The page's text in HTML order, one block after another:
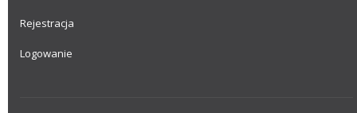
Rejestracja
Logowanie